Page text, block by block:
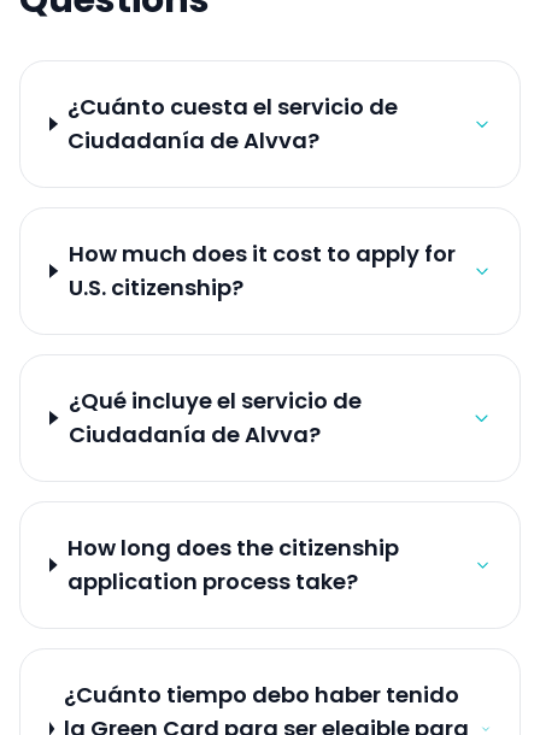
¿Cuánto cuesta el servicio de
Ciudadanía de Alvva?
How much does it cost to apply for
U.S. citizenship?
¿Qué incluye el servicio de
Ciudadanía de Alvva?
How long does the citizenship
application process take?
¿Cuánto tiempo debo haber tenido
la Green Card para ser elegible para